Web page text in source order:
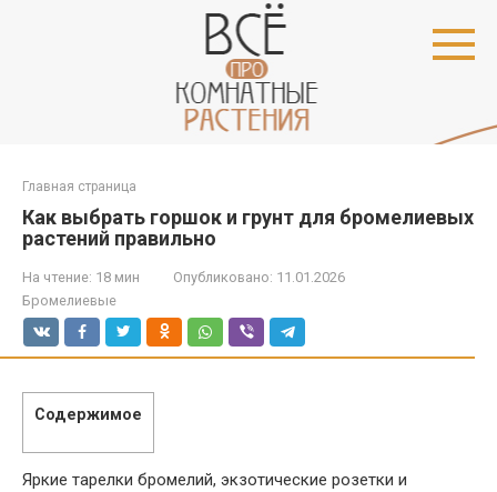
Главная страница
Как выбрать горшок и грунт для бромелиевых
растений правильно
На чтение: 18 мин Опубликовано: 11.01.2026
Бромелиевые
Содержимое
Яркие тарелки бромелий, экзотические розетки и